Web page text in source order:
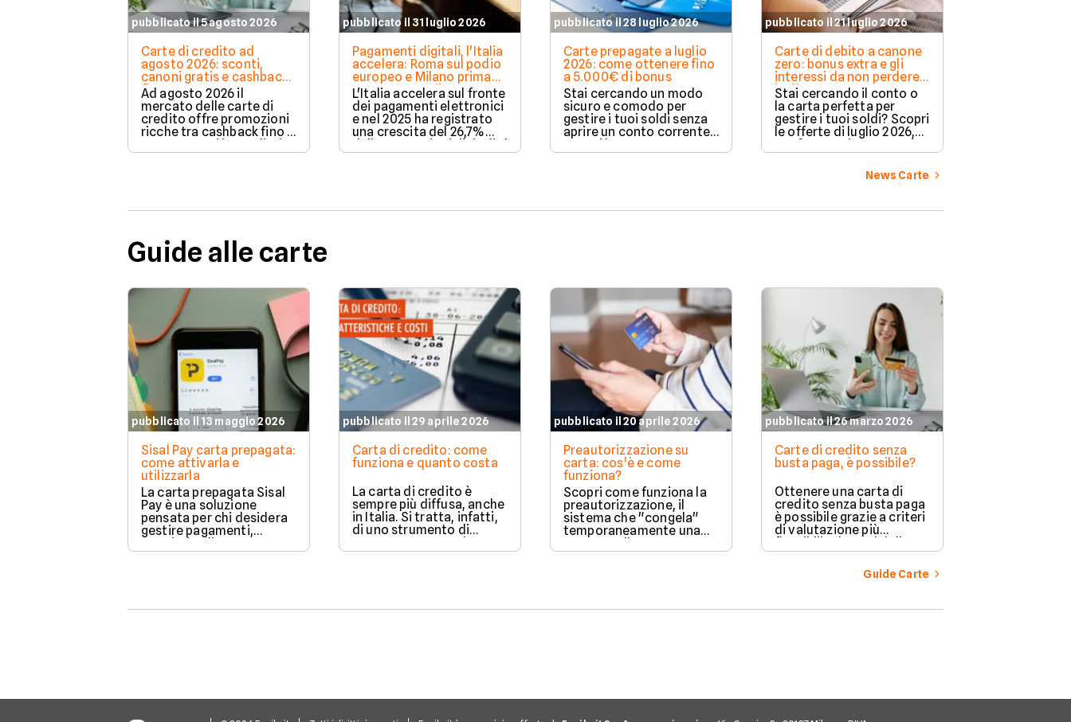
pubblicato il 5 agosto 2026
Carte di credito ad
agosto 2026: sconti,
canoni gratis e cashback
fino a 200€
Ad agosto 2026 il
mercato delle carte di
credito offre promozioni
ricche tra cashback fino a
200€, sconti immediati e
azzeramento del canone.
pubblicato il 31 luglio 2026
Pagamenti digitali, l'Italia
accelera: Roma sul podio
europeo e Milano prima
per spesa media
L'Italia accelera sul fronte
dei pagamenti elettronici
e nel 2025 ha registrato
una crescita del 26,7%
delle transazioni digitali. Il
Paese conquista il terzo
mentre Roma sale sul
contanti. Il fenomeno
coinvolge anche le
province più piccole e il
Sud Italia. Scopri come e
perché in questo articolo
a cura di Facile.it.
pubblicato il 28 luglio 2026
Carte prepagate a luglio
2026: come ottenere fino
a 5.000€ di bonus
Stai cercando un modo
sicuro e comodo per
gestire i tuoi soldi senza
aprire un conto corrente?
Scopri le carte prepagate
di luglio 2026: abbiamo
scegliere quella perfetta
pubblicato il 21 luglio 2026
Carte di debito a canone
zero: bonus extra e gli
interessi da non perdere a
luglio 2026
Stai cercando il conto o
la carta perfetta per
gestire i tuoi soldi? Scopri
le offerte di luglio 2026,
confrontando vantaggi,
bonus di benvenuto e
costi azzerati per
scegliere la soluzione più
News Carte
Guide alle carte
pubblicato il 13 maggio 2026
Sisal Pay carta prepagata:
come attivarla e
utilizzarla
La carta prepagata Sisal
Pay è una soluzione
pensata per chi desidera
gestire pagamenti,
acquisti online e
operazioni bancarie
pubblicato il 29 aprile 2026
Carta di credito: come
funziona e quanto costa
La carta di credito è
sempre più diffusa, anche
in Italia. Si tratta, infatti,
di uno strumento di
pagamento comodo e
versatile. Vediamo quindi
pubblicato il 20 aprile 2026
Preautorizzazione su
carta: cos'è e come
funziona?
Scopri come funziona la
preautorizzazione, il
sistema che "congela"
temporaneamente una
somma sulla tua carta
come garanzia senza
pubblicato il 26 marzo 2026
Carte di credito senza
busta paga, è possibile?
Ottenere una carta di
credito senza busta paga
è possibile grazie a criteri
di valutazione più
flessibili adottati dalle
banche.
Guide Carte